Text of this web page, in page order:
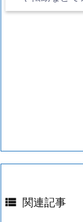
 関連記事